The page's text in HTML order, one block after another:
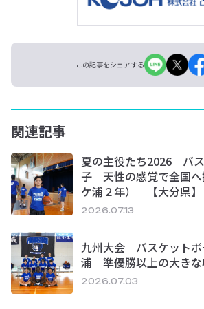
この記事をシェアする
関連記事
夏の主役たち2026 バ
子 天性の感覚で全国へ
ケ浦２年） 【大分県】
2026.07.13
九州大会 バスケット
浦 準優勝以上の大きな
2026.07.03